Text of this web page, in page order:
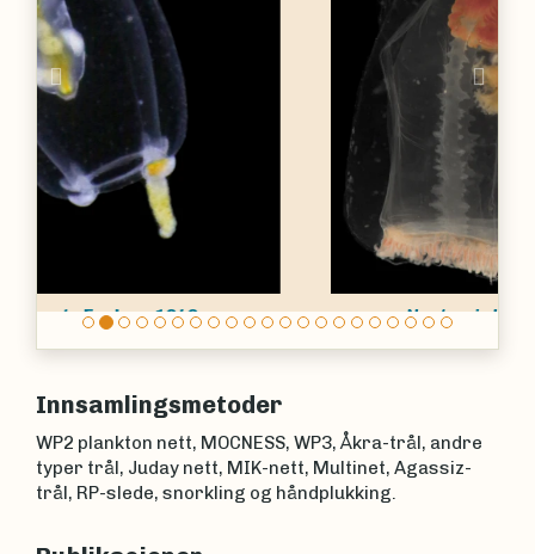
Neoturris breviconis(Murbach &
Previous
Innsamlingsmetoder
WP2 plankton nett, MOCNESS, WP3, Åkra-trål, andre
typer trål, Juday nett, MIK-nett, Multinet, Agassiz-
trål, RP-slede, snorkling og håndplukking.